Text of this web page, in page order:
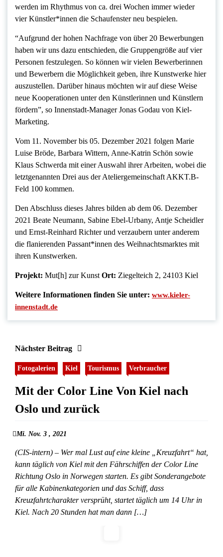
werden im Rhythmus von ca. drei Wochen immer wieder
vier Künstler*innen die Schaufenster neu bespielen.
“Aufgrund der hohen Nachfrage von über 20 Bewerbungen
haben wir uns dazu entschieden, die Gruppengröße auf vier
Personen festzulegen. So können wir vielen Bewerberinnen
und Bewerbern die Möglichkeit geben, ihre Kunstwerke hier
auszustellen. Darüber hinaus möchten wir auf diese Weise
neue Kooperationen unter den Künstlerinnen und Künstlern
fördern”, so Innenstadt-Manager Jonas Godau von Kiel-
Marketing.
Vom 11. November bis 05. Dezember 2021 folgen Marie
Luise Bröde, Barbara Wittern, Anne-Katrin Schön sowie
Klaus Schwerda mit einer Auswahl ihrer Arbeiten, wobei die
letztgenannten Drei aus der Ateliergemeinschaft AKKT.B-
Feld 100 kommen.
Den Abschluss dieses Jahres bilden ab dem 06. Dezember
2021 Beate Neumann, Sabine Ebel-Urbany, Antje Scheidler
und Ernst-Reinhard Richter und verzaubern unter anderem
die flanierenden Passant*innen des Weihnachtsmarktes mit
ihren Kunstwerken.
Projekt: Mut[h] zur Kunst Ort: Ziegelteich 2, 24103 Kiel
Weitere Informationen finden Sie unter: www.kieler-
innenstadt.de
Nächster Beitrag
Fotogalerien Kiel Tourismus Verbraucher
Mit der Color Line Von Kiel nach
Oslo und zurück
Mi. Nov. 3 , 2021
(CIS-intern) – Wer mal Lust auf eine kleine „Kreuzfahrt“ hat,
kann täglich von Kiel mit den Fährschiffen der Color Line
Richtung Oslo in Norwegen starten. Es gibt Sonderangebote
für alle Kabinenkategorien und das Schiff, dass
Kreuzfahrtcharakter versprüht, startet täglich um 14 Uhr in
Kiel. Nach 20 Stunden hat man dann […]